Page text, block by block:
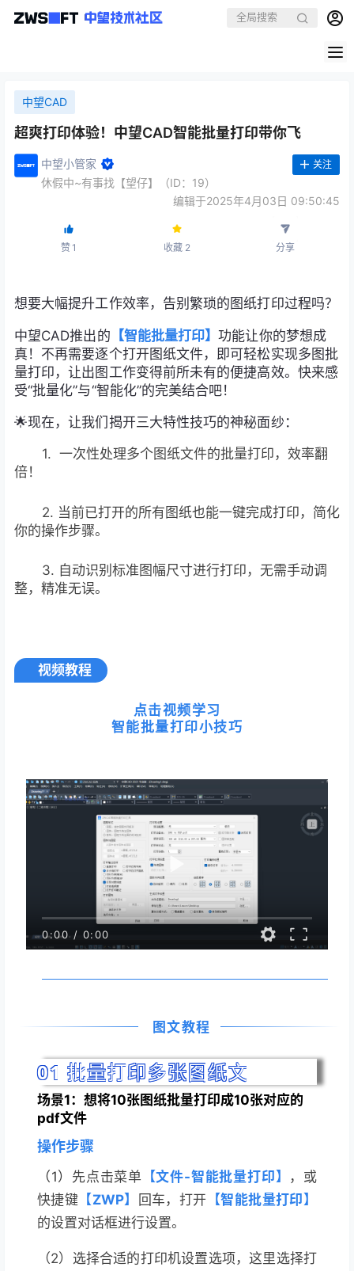
中望CAD
超爽打印体验！中望CAD智能批量打印带你飞
中望小管家
休假中~有事找【望仔】（ID：19）
关注
编辑于2025年4月03日 09:50:45
赞1 收藏 2 分享
想要大幅提升工作效率，告别繁琐的图纸打印过程吗？
中望CAD推出的 【智能批量打印】功能让你的梦想成
真！不再需要逐个打开图纸文件，即可轻松实现多图批
量打印，让出图工作变得前所未有的便捷高效。快来感
受“批量化”与“智能化”的完美结合吧！
🌟现在，让我们揭开三大特性技巧的神秘面纱：
1. 一次性处理多个图纸文件的批量打印，效率翻
倍！
2. 当前已打开的所有图纸也能一键完成打印，简化
你的操作步骤。
3. 自动识别标准图幅尺寸进行打印，无需手动调
整，精准无误。
视频教程
点击视频学习
智能批量打印小技巧
0:00/ 0:00
图文教程
01 批量打印多张图纸文
场景1：想将10张图纸批量打印成10张对应的
pdf文件
操作步骤
（1） 先点击菜单 【文件-智能批量打印】
，或
快捷键 【ZWP】 回车，打开 【智能批量打印】
的设置对话框进行设置。
（2） 选择合适的打印机设置选项，这里选择打